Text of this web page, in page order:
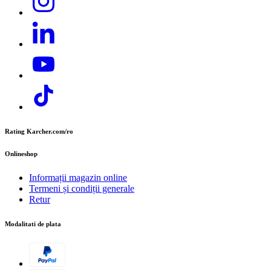
Telefon:
contact.office@cer.kaercher.com
Rating Karcher.com/ro
Onlineshop
Informații magazin online
Termeni și condiții generale
Retur
Modalitati de plata